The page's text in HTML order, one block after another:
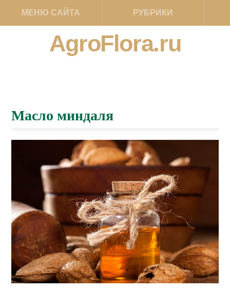
МЕНЮ САЙТА РУБРИКИ
AgroFlora.ru
Масло миндаля